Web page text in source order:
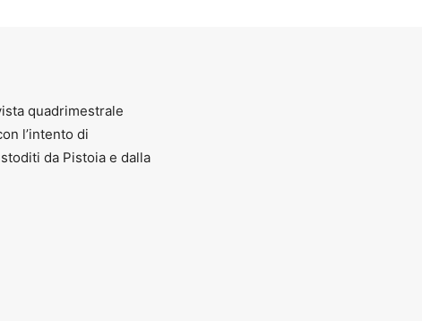
quadrimestrale
l’intento di
da Pistoia e dalla